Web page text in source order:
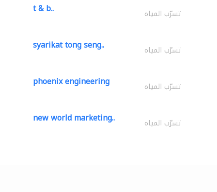
t & b.. تسرّب المياه
syarikat tong seng.. تسرّب المياه
phoenix engineering تسرّب المياه
new world marketing.. تسرّب المياه